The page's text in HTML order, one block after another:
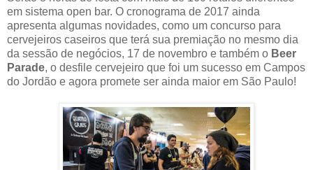
em sistema open bar. O cronograma de 2017 ainda
apresenta algumas novidades, como um concurso para
cervejeiros caseiros que terá sua premiação no mesmo dia
da sessão de negócios, 17 de novembro e também o Beer
Parade, o desfile cervejeiro que foi um sucesso em Campos
do Jordão e agora promete ser ainda maior em São Paulo!